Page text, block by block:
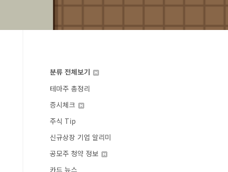
분류 전체보기
테마주 총정리
증시체크
주식 Tip
신규상장 기업 알리미
공모주 청약 정보
카드 뉴스